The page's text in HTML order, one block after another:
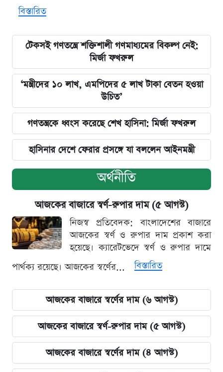
বিস্তারিত
টেকসই গণতন্ত্রে শক্তিশালী গণমাধ্যমের বিকল্প নেই:
মির্জা ফখরুল
‘মন্ত্রীদের ১০ লাখ, এমপিদের ৫ লাখ টাকা বেতন হওয়া
উচিত’
গণতন্ত্রকে ধ্বংস করেছে শেখ হাসিনা: মির্জা ফখরুল
হাসিনার দেশে ফেরার প্রসঙ্গে যা বললেন আইনমন্ত্রী
অর্থনীতি
আজকের বাজারে স্বর্ণ-রুপার দাম (৫ আগস্ট)
নিজস্ব প্রতিবেদক: বাংলাদেশের বাজারে
আজকের স্বর্ণ ও রুপার দাম প্রকাশ করা
হয়েছে। ক্যারেটভেদে স্বর্ণ ও রুপার দামে
পার্থক্য রয়েছে। আজকের স্বর্ণের...
বিস্তারিত
আজকের বাজারে স্বর্ণের দাম (৬ আগস্ট)
আজকের বাজারে স্বর্ণ-রুপার দাম (৫ আগস্ট)
আজকের বাজারে স্বর্ণের দাম (৪ আগস্ট)